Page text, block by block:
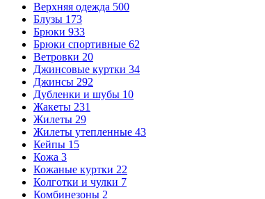
Верхняя одежда 500
Блузы 173
Брюки 933
Брюки спортивные 62
Ветровки 20
Джинсовые куртки 34
Джинсы 292
Дубленки и шубы 10
Жакеты 231
Жилеты 29
Жилеты утепленные 43
Кейпы 15
Кожа 3
Кожаные куртки 22
Колготки и чулки 7
Комбинезоны 2